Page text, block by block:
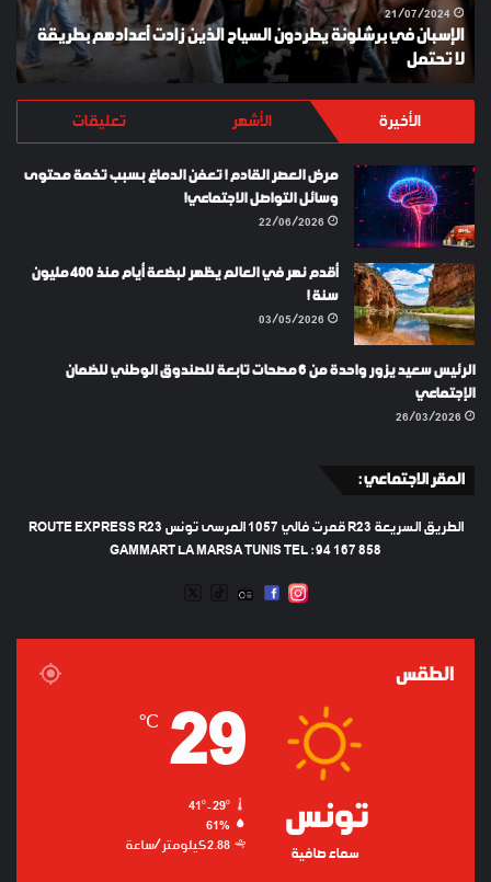
أعدادهم
بطريقة
تحتمل
21/07/2024
الإسبان في برشلونة يطردون السياح الذين زادت أعدادهم بطريقة
لا تحتمل
الأخيرة الأشهر تعليقات
مرض العصر القادم ! تعفن الدماغ بسبب تخمة محتوى
وسائل التواصل الاجتماعي!
22/06/2026
أقدم نهر في العالم يظهر لبضعة أيام منذ 400 مليون
سنة !
03/05/2026
الرئيس سعيد يزور واحدة من 6 مصحات تابعة للصندوق الوطني للضمان
الإجتماعي
26/03/2026
المقر الاجتماعي :
الطريق السريعة R23 قمرت فالي 1057 المرسى تونس ROUTE EXPRESS R23
GAMMART LA MARSA TUNIS TEL : 94 167 858
INSTAGRAM
FACEBOOK
RADIO
TIKTOK
الطقس
تونس
سماء صافية
29
℃
61%
2.88 كيلومتر/ساعة